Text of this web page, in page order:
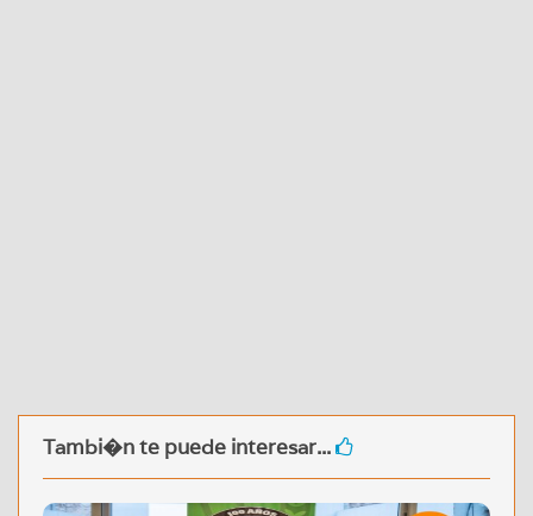
Tambi�n te puede interesar...